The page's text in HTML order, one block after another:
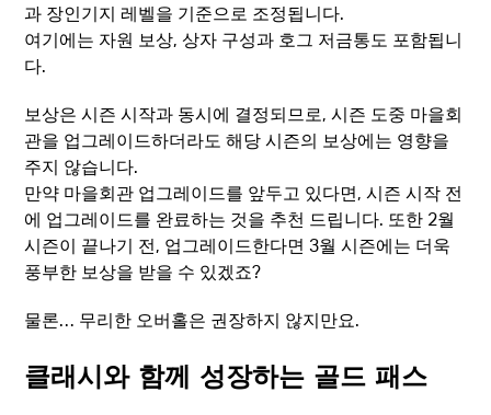
과 장인기지 레벨을 기준으로 조정됩니다.
여기에는 자원 보상, 상자 구성과 호그 저금통도 포함됩니
다.
보상은 시즌 시작과 동시에 결정되므로, 시즌 도중 마을회
관을 업그레이드하더라도 해당 시즌의 보상에는 영향을
주지 않습니다.
만약 마을회관 업그레이드를 앞두고 있다면, 시즌 시작 전
에 업그레이드를 완료하는 것을 추천 드립니다. 또한 2월
시즌이 끝나기 전, 업그레이드한다면 3월 시즌에는 더욱
풍부한 보상을 받을 수 있겠죠?
물론… 무리한 오버홀은 권장하지 않지만요.
클래시와 함께 성장하는 골드 패스